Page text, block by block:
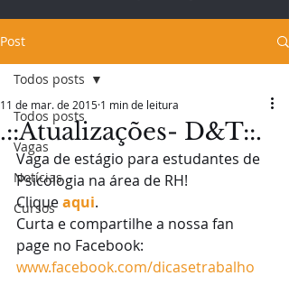
Post
Todos posts
Vagas
Notícias
Cursos
Todos posts
.::Atualizações- D&T::.
11 de mar. de 2015 1 min de leitura
Vaga de estágio para estudantes de
Psicologia na área de RH!
Clique aqui.
Curta e compartilhe a nossa fan
page no Facebook:
www.facebook.com/dicasetrabalho